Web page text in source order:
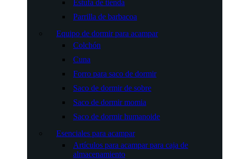
Estufa de tienda
Parrilla de barbacoa
Equipo de dormir para acampar
Colchón
Cuna
Forro para saco de dormir
Saco de dormir de sobre
Saco de dormir momia
Saco de dormir humanoide
Esenciales para acampar
Artículos para acampar para caja de
almacenamiento